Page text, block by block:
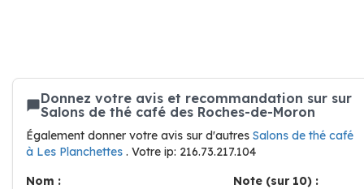
Donnez votre avis et recommandation sur sur
Salons de thé café des Roches-de-Moron
Également donner votre avis sur d'autres Salons de thé café
à Les Planchettes . Votre ip: 216.73.217.104
Nom :
Note (sur 10) :